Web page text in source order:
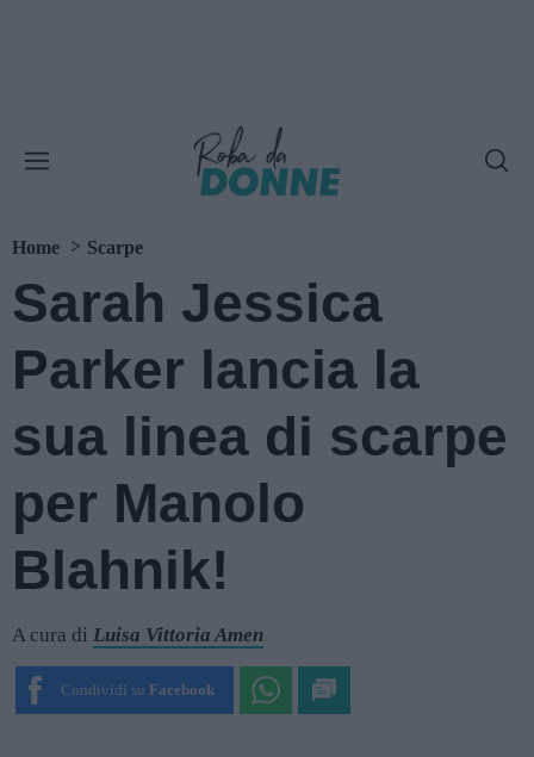
Home Scarpe
Sarah Jessica
Parker lancia la
sua linea di scarpe
per Manolo
Blahnik!
A cura di Luisa Vittoria Amen
Condividi su Facebook